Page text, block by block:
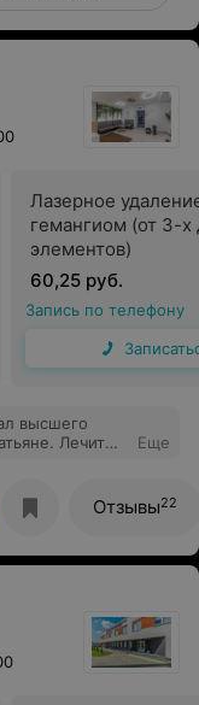
Лазерное
гемангиом (от 3-х
элементов)
60,25 руб.
Запись по телефону
высшего
Лечит
Еще
Отзывы22